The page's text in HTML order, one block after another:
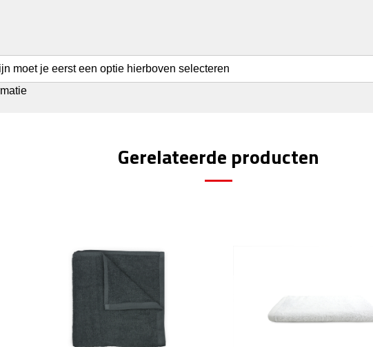
moet je eerst een optie hierboven selecteren
Gerelateerde producten